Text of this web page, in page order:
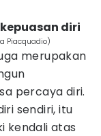
diri
Piacquadio)
merupakan
percaya diri.
sendiri, itu
kendali atas